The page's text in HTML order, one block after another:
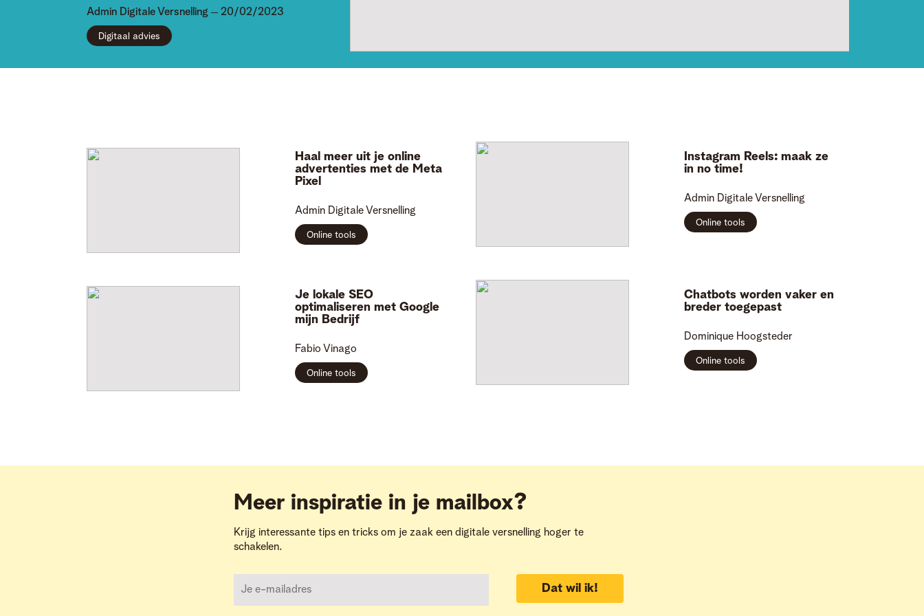
Admin Digitale Versnelling 20/02/2023
Digitaal advies
Haal meer uit je online
advertenties met de Meta
Pixel
Admin Digitale Versnelling
Online tools
Instagram Reels: maak ze
in no time!
Admin Digitale Versnelling
Online tools
Je lokale SEO
optimaliseren met Google
mijn Bedrijf
Fabio Vinago
Online tools
Chatbots worden vaker en
breder toegepast
Dominique Hoogsteder
Online tools
Meer inspiratie in je mailbox?
Krijg interessante tips en tricks om je zaak een digitale versnelling hoger te
schakelen.
Dat wil ik!